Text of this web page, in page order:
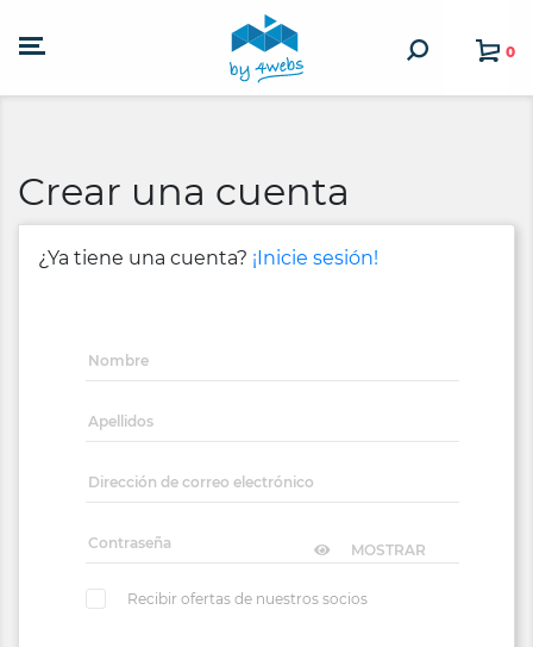
0
Crear una cuenta
¿Ya tiene una cuenta? ¡Inicie sesión!
MOSTRAR
Recibir ofertas de nuestros socios